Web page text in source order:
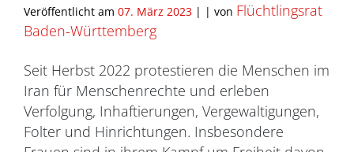
Veröffentlicht am 07. März 2023 | | von Flüchtlingsrat
Baden-Württemberg
Seit Herbst 2022 protestieren die Menschen im
Iran für Menschenrechte und erleben
Verfolgung, Inhaftierungen, Vergewaltigungen,
Folter und Hinrichtungen. Insbesondere